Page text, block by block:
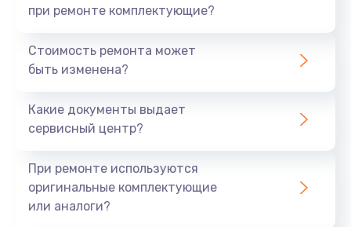
при ремонте комплектующие?
Стоимость ремонта может
быть изменена?
Какие документы выдает
сервисный центр?
При ремонте используются
оригинальные комплектующие
или аналоги?